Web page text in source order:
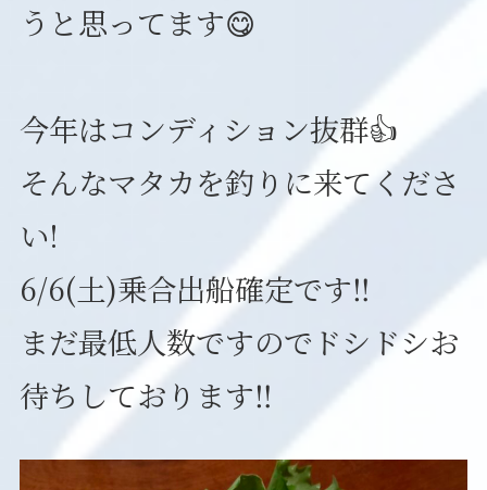
うと思ってます😋
今年はコンディション抜群👍
そんなマタカを釣りに来てくださ
い!
6/6(土)乗合出船確定です‼️
まだ最低人数ですのでドシドシお
待ちしております‼️